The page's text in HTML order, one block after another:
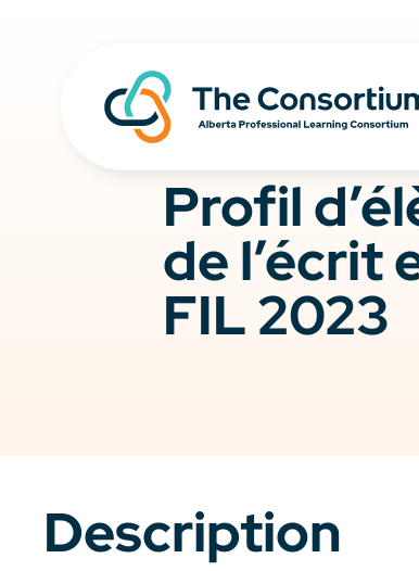
Profil
de l’écrit
FIL 2023
Description